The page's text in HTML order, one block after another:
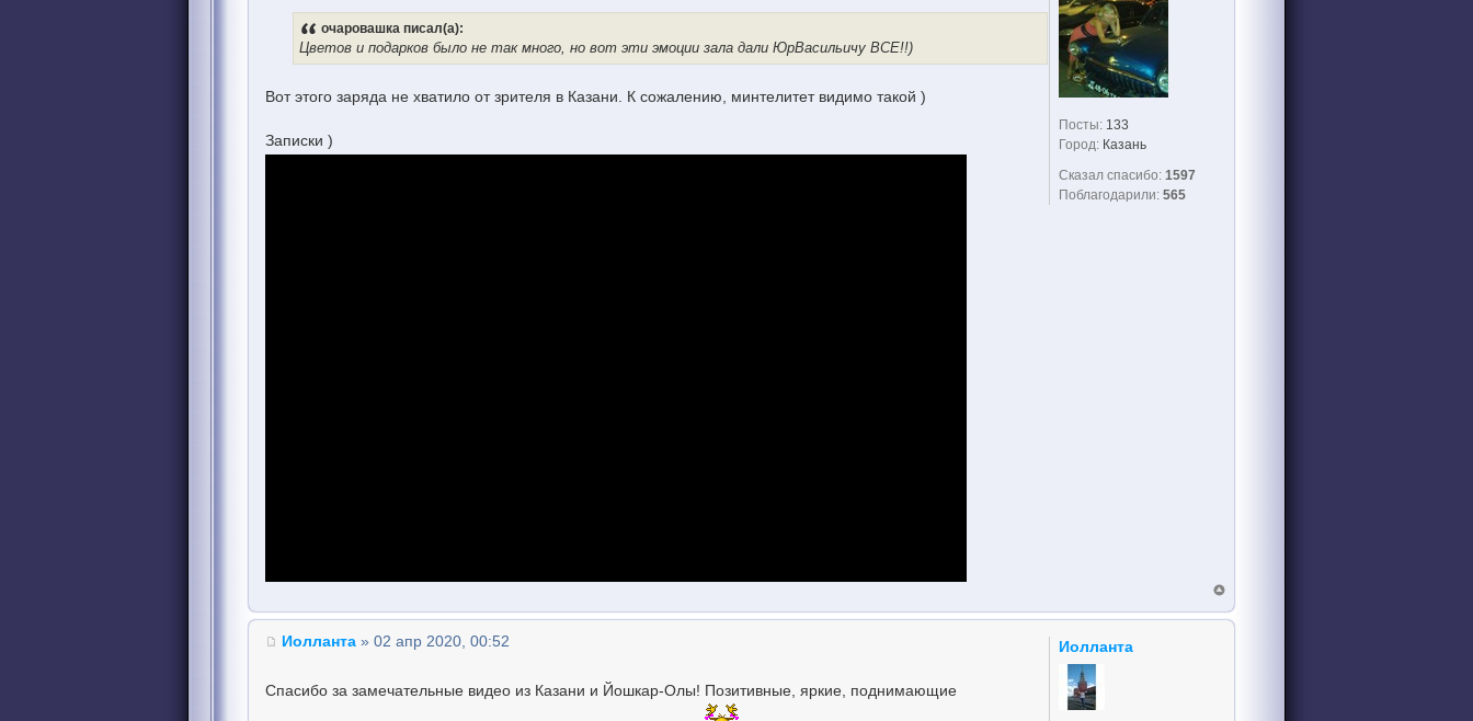
очаровашка писал(а):
Цветов и подарков было не так много, но вот эти эмоции зала дали ЮрВасильичу ВСЕ!!)
Вот этого заряда не хватило от зрителя в Казани. К сожалению, минтелитет видимо такой )
Записки )
Посты: 133
Город: Казань
Сказал спасибо: 1597
Поблагодарили: 565
Иолланта » 02 апр 2020, 00:52
Спасибо за замечательные видео из Казани и Йошкар-Олы! Позитивные, яркие, поднимающие
Иолланта